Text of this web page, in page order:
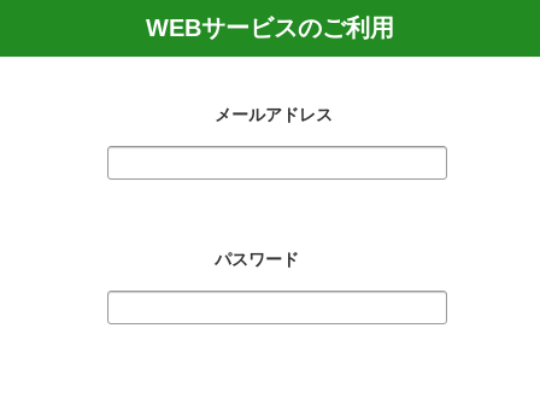
WEBサービスのご利用
メールアドレス
パスワード